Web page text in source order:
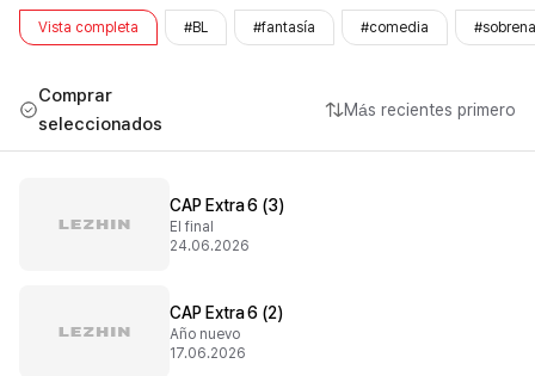
Vista completa #BL #fantasía #comedia
Comprar
seleccionados
Más recientes primero
CAP Extra 6 (3)
El final
24.06.2026
CAP Extra 6 (2)
Año nuevo
17.06.2026